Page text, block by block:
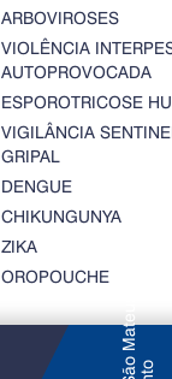
ARBOVIROSES
VIOLÊNCIA
AUTOPROVOCADA
ESPOROTRICOSE
VIGILÂNCIA
GRIPAL
DENGUE
CHIKUNGUNYA
ZIKA
OROPOUCHE